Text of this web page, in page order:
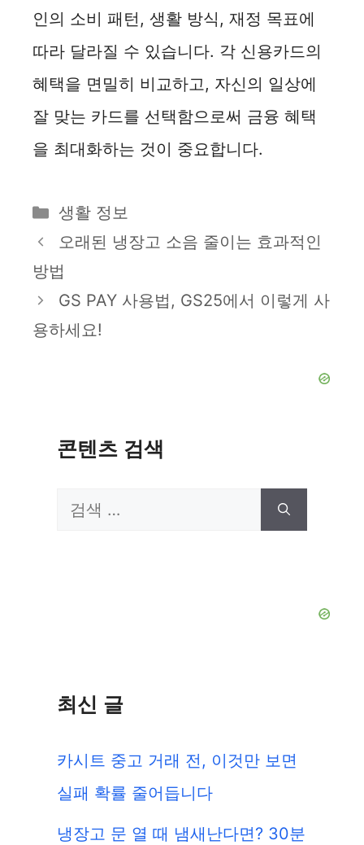
인의 소비 패턴, 생활 방식, 재정 목표에
따라 달라질 수 있습니다. 각 신용카드의
혜택을 면밀히 비교하고, 자신의 일상에
잘 맞는 카드를 선택함으로써 금융 혜택
을 최대화하는 것이 중요합니다.
카
테
리
생활 정보
오래된 냉장고 소음 줄이는 효과적인
방법
GS PAY 사용법, GS25에서 이렇게 사
용하세요!
콘텐츠 검색
검
최신 글
카시트 중고 거래 전, 이것만 보면
실패 확률 줄어듭니다
냉장고 문 열 때 냄새난다면? 30분